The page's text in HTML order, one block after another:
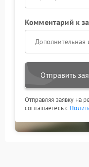
Комментарий к
Отправить
Отправляя заявку на
соглашаетесь с